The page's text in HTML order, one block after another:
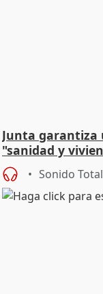
Junta garantiza
"sanidad y
Sonido